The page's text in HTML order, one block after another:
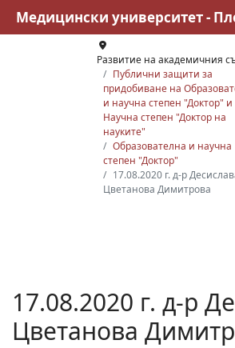
Развитие на академичния
Публични защити за
придобиване на
и научна степен "Доктор" и
Научна степен "Доктор на
науките"
Образователна и научна
степен "Доктор"
17.08.2020 г. д-р
Цветанова Димитрова
17.08.2020 г. д-р
Цветанова
Медицински университет -